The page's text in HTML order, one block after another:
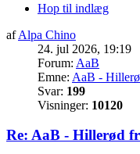
Hop til indlæg
afAlpa Chino
24. jul 2026, 19:19
Forum: AaB
Emne: AaB -
Svar: 199
Visninger: 10120
Re: AaB - Hillerød